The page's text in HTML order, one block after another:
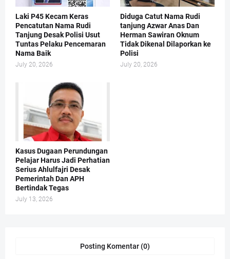
Laki P45 Kecam Keras
Pencatutan Nama Rudi
Tanjung Desak Polisi Usut
Tuntas Pelaku Pencemaran
Nama Baik
July 20, 2026
Diduga Catut Nama Rudi
tanjung Azwar Anas Dan
Herman Sawiran Oknum
Tidak Dikenal Dilaporkan ke
Polisi
July 20, 2026
Kasus Dugaan Perundungan
Pelajar Harus Jadi Perhatian
Serius Ahlulfajri Desak
Pemerintah Dan APH
Bertindak Tegas
July 13, 2026
Posting Komentar (0)